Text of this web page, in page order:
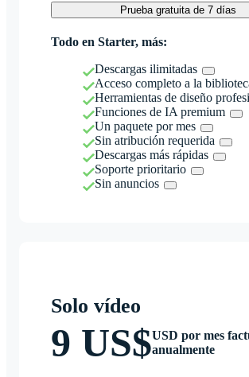
Prueba gratuita de 7 días
Todo en Starter, más:
Descargas ilimitadas
Acceso completo a la
Herramientas de diseño
Funciones de IA premium
Un paquete por mes
Sin atribución requerida
Descargas más rápidas
Soporte prioritario
Sin anuncios
Solo vídeo
9 US$USD por mes
anualmente